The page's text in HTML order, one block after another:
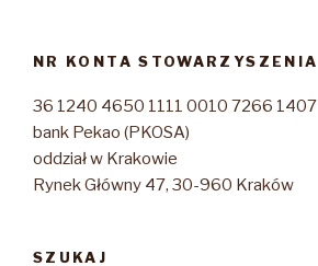
NR KONTA STOWARZYSZENIA
36 1240 4650 1111 0010 7266 1407
bank Pekao (PKOSA)
oddział w Krakowie
Rynek Główny 47, 30-960 Kraków
SZUKAJ